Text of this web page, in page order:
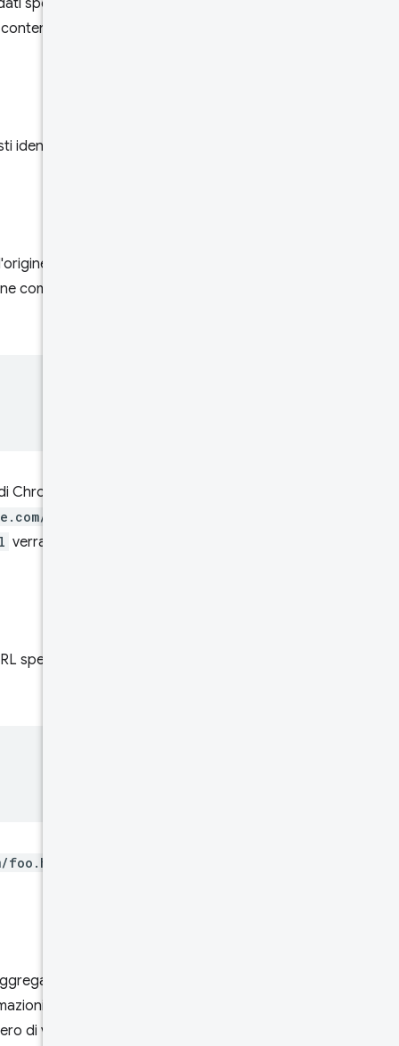
specifici per un
i dati di una o più
identificatori sono pagine
vengono aggregati.
come indicato da questa
Chrome con l'origine
verranno restituiti aggregati,
specifico. Esamina di
foo.html
un record. Ad
sui caricamenti
di valori e, implicitamente,